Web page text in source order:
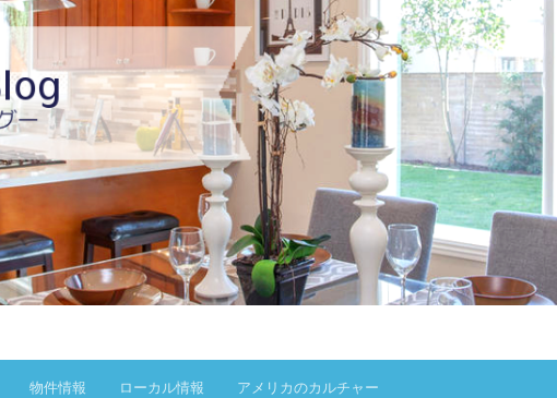
物件情報 ローカル情報 アメリカのカルチャー